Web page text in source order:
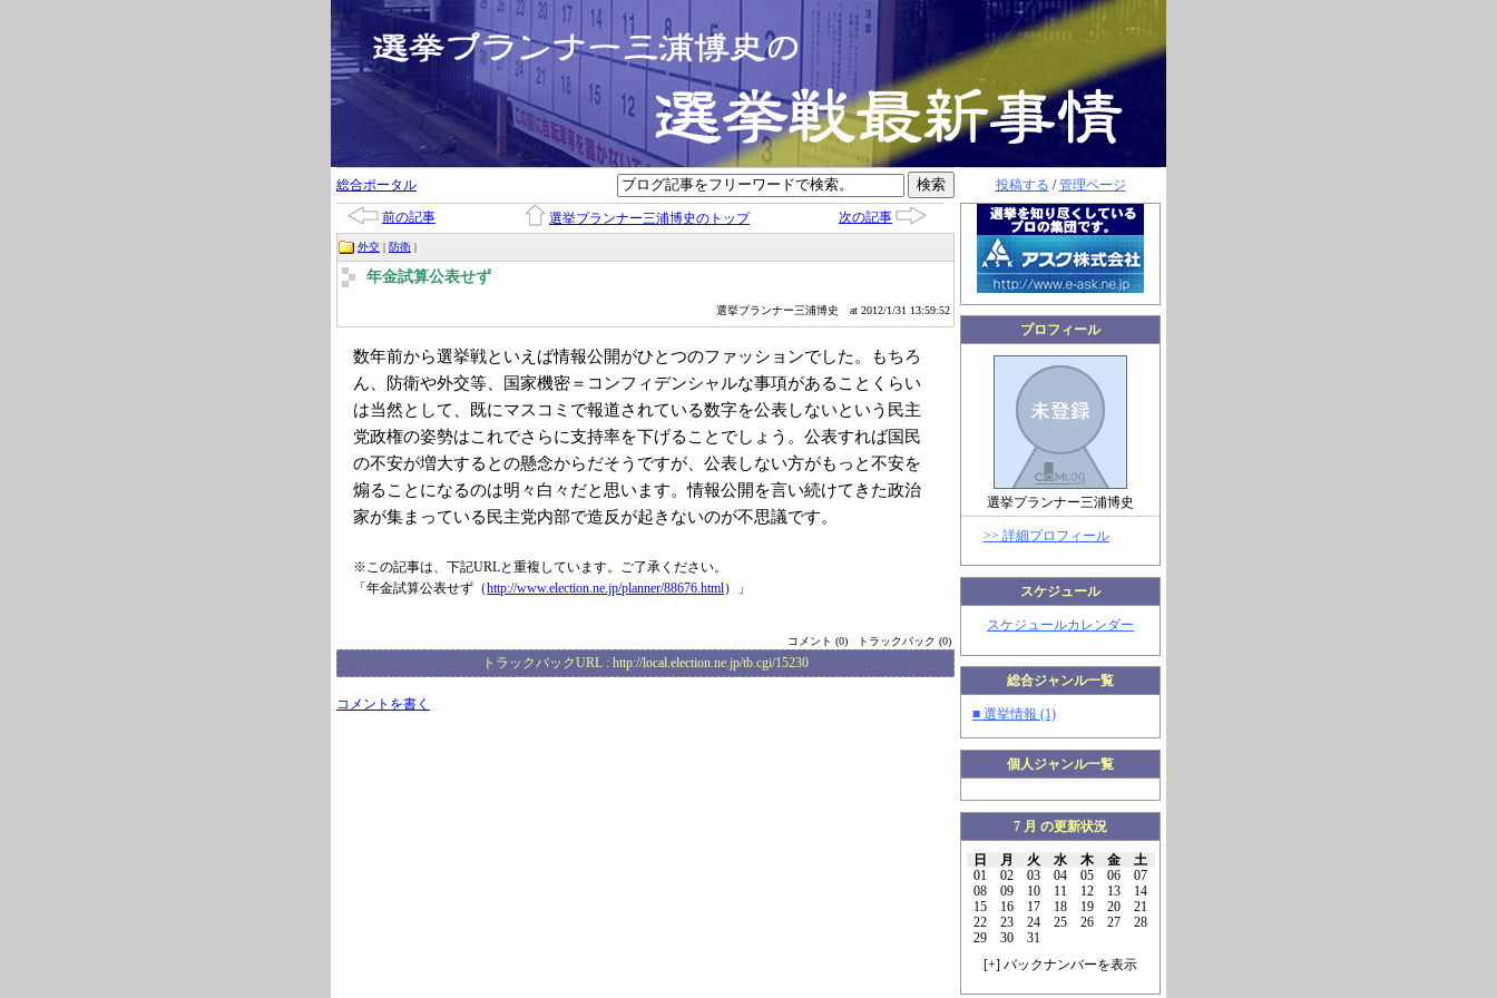
投稿する /管理ページ
プロフィール
選挙プランナー三浦博史
>> 詳細プロフィール
スケジュール
スケジュールカレンダー
総合ジャンル一覧
■ 選挙情報 (1)
個人ジャンル一覧
7 月 の更新状況
日 月 火 水 木 金
土
01
02 03 04 05 06
07
08
09 10 11 12 13
14
15
16 17 18 19 20
21
22
23 24 25 26 27
28
29
30
31
[+] バックナンバーを表示
総合ポータル
前の記事 選挙プランナー三浦博史のトップ 次の記事
外交 | 防衛 |
年金試算公表せず
選挙プランナー三浦博史 at 2012/1/31 13:59:52
数年前から選挙戦といえば情報公開がひとつのファッションでした。もちろ
ん、防衛や外交等、国家機密＝コンフィデンシャルな事項があることくらい
は当然として、既にマスコミで報道されている数字を公表しないという民主
党政権の姿勢はこれでさらに支持率を下げることでしょう。公表すれば国民
の不安が増大するとの懸念からだそうですが、公表しない方がもっと不安を
煽ることになるのは明々白々だと思います。情報公開を言い続けてきた政治
家が集まっている民主党内部で造反が起きないのが不思議です。
※この記事は、下記URLと重複しています。ご了承ください。
「年金試算公表せず（http://www.election.ne.jp/planner/88676.html）」
コメント (0) トラックバック (0)
トラックバックURL : http://local.election.ne.jp/tb.cgi/15230
コメントを書く